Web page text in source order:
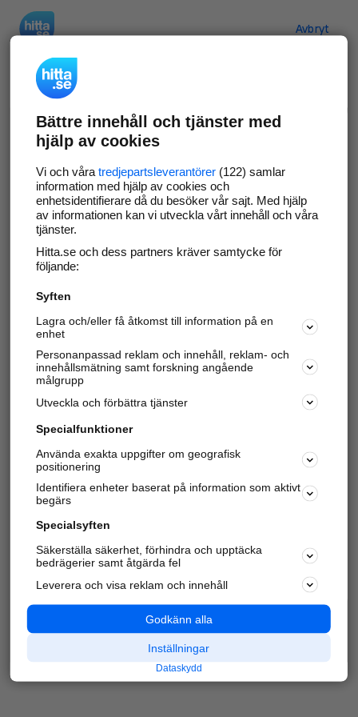
Avbryt
Verifiera ditt företag
Gör som 69 573företag
företagssida på hitta.se och syns bättre mot
kunder i ditt närområde. Helt kostnadsfritt.
Uppdatera din företagsinformation
Svara på och hantera dina omdömen
Har du redan verifierat ditt företag? Logga in
Varje vecka besöker du och4 miljoner
andra
härliga användare oss för att hitta rätt lokal
information om företag, privatpersoner och
platser.
Bättre innehåll och tjänster med
hjälp av cookies
Vi och våra tredjepartsleverantörer(122) samlar
information med hjälp av cookies och
enhetsidentifierare då du besöker vår sajt. Med hjälp
av informationen kan vi utveckla vårt innehåll och våra
tjänster.
Hitta.se och dess partners kräver samtycke för
följande:
Syften
Lagra och/eller få åtkomst till information på en
enhet
Personanpassad reklam och innehåll, reklam- och
innehållsmätning samt forskning angående
målgrupp
Utveckla och förbättra tjänster
Specialfunktioner
Använda exakta uppgifter om geografisk
positionering
Identifiera enheter baserat på information som aktivt
begärs
Specialsyften
Säkerställa säkerhet, förhindra och upptäcka
bedrägerier samt åtgärda fel
Leverera och visa reklam och innehåll
Godkänn alla
Inställningar
Dataskydd